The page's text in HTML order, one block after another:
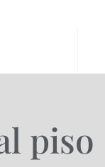
piso